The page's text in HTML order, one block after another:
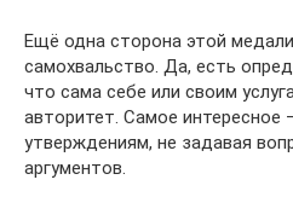
Ещё одна сторона этой
самохвальство. Да, есть
что сама себе или своим
авторитет. Самое
утверждениям, не задавая
аргументов.